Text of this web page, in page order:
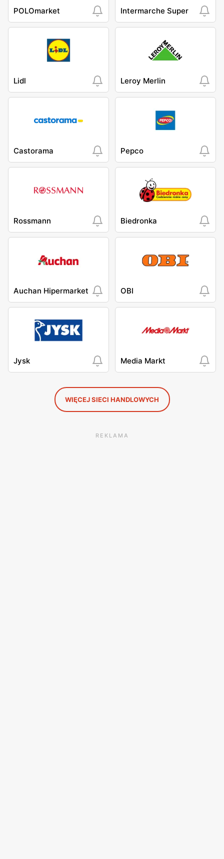
POLOmarket Intermarche Super
Lidl Leroy Merlin
Castorama Pepco
Rossmann Biedronka
Auchan Hipermarket OBI
Jysk Media Markt
WIĘCEJ SIECI HANDLOWYCH
REKLAMA